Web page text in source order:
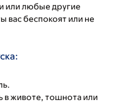
или любые другие
вас беспокоят или не
в животе, тошнота или